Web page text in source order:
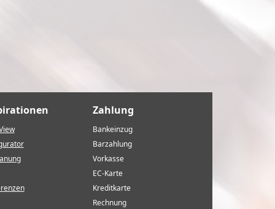
Zahlung
Bankeinzug
Barzahlung
Vorkasse
EC-Karte
Kreditkarte
Rechnung